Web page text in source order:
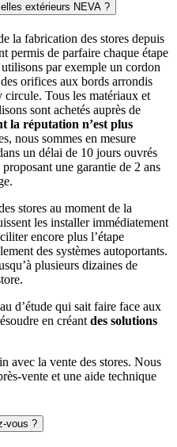
extérieurs NEVA ?
la fabrication des stores depuis
permis de parfaire chaque étape
par exemple un cordon
orifices aux bords arrondis
Tous les matériaux et
sont achetés auprès de
la réputation n’est plus
nous sommes en mesure
un délai de 10 jours ouvrés
une garantie de 2 ans
stores au moment de la
les installer immédiatement
encore plus l’étape
des systèmes autoportants.
plusieurs dizaines de
d’étude qui sait faire face aux
en créant des solutions
avec la vente des stores. Nous
vente et une aide technique
vous ?